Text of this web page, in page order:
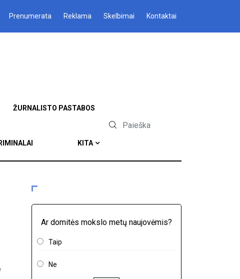
Prenumerata Reklama Skelbimai Kontaktai
ŽURNALISTO PASTABOS
KITA
Ar domitės mokslo metų naujovėmis?
Taip
Ne